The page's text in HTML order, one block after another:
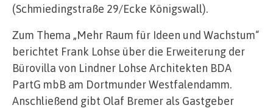
(Schmiedingstraße 29/Ecke Königswall).
Zum Thema „Mehr Raum für Ideen und Wachstum“
berichtet Frank Lohse über die Erweiterung der
Bürovilla von Lindner Lohse Architekten BDA
PartG mbB am Dortmunder Westfalendamm.
Anschließend gibt Olaf Bremer als Gastgeber